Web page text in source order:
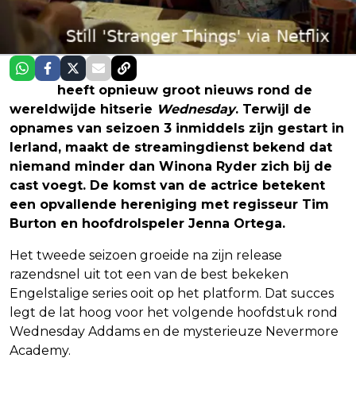
heeft opnieuw groot nieuws rond de
wereldwijde hitserie Wednesday. Terwijl de
opnames van seizoen 3 inmiddels zijn gestart in
Ierland, maakt de streamingdienst bekend dat
niemand minder dan Winona Ryder zich bij de
cast voegt. De komst van de actrice betekent
een opvallende hereniging met regisseur Tim
Burton en hoofdrolspeler Jenna Ortega.
Het tweede seizoen groeide na zijn release
razendsnel uit tot een van de best bekeken
Engelstalige series ooit op het platform. Dat succes
legt de lat hoog voor het volgende hoofdstuk rond
Wednesday Addams en de mysterieuze Nevermore
Academy.